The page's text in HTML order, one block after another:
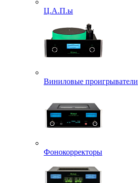
Ц.А.П.ы
Виниловые проигрыватели
Фонокорректоры